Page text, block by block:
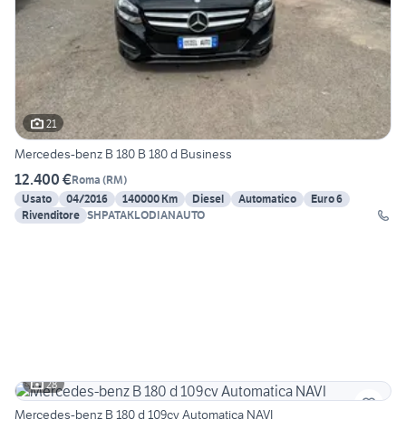
21
Mercedes-benz B 180 B 180 d Business
12.400 €Roma (RM)
Usato
04/2016 140000 Km Diesel Automatico
Euro 6
Rivenditore SHPATAKLODIANAUTO
28
Mercedes-benz B 180 d 109cv Automatica NAVI